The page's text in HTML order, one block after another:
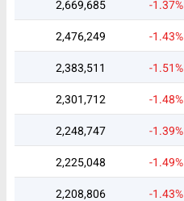
-1.37%
2,669,685
-1.43%
2,476,249
-1.51%
2,383,511
-1.48%
2,301,712
-1.39%
2,248,747
-1.49%
2,225,048
-1.43%
2,208,806